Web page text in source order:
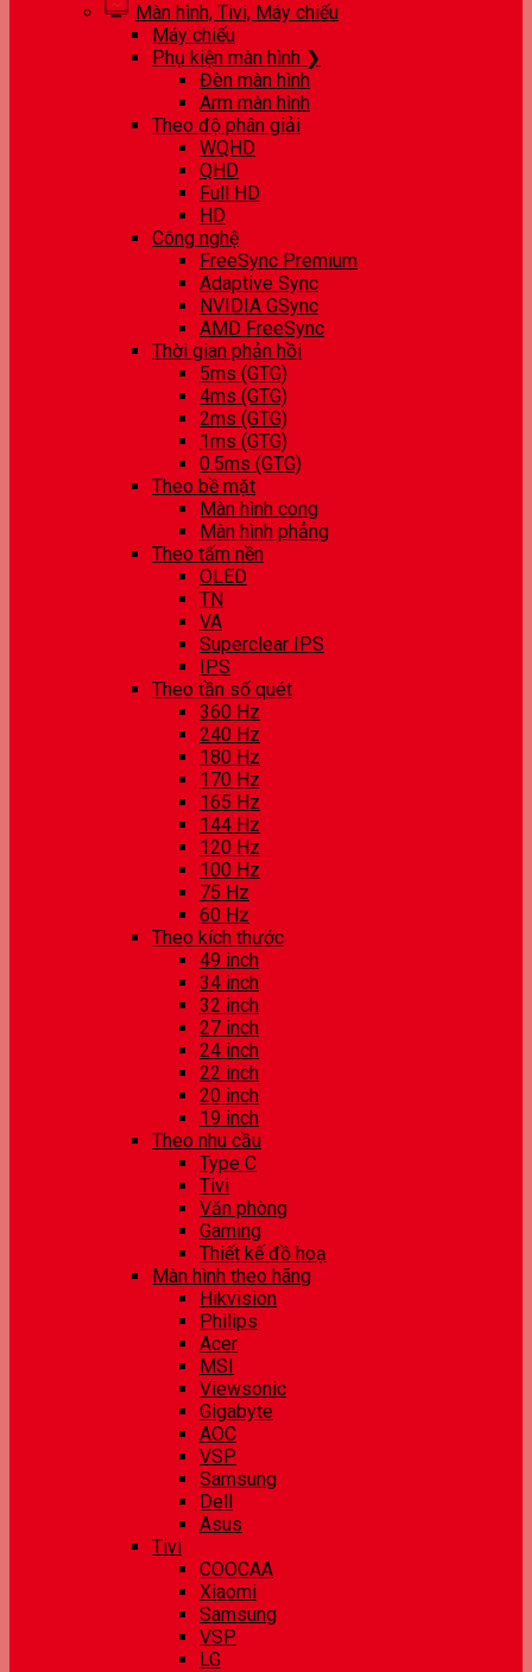
Màn hình, Tivi, Máy chiếu
Máy chiếu
Phụ kiện màn hình ❯
Đèn màn hình
Arm màn hình
Theo độ phân giải
WQHD
QHD
Full HD
HD
Công nghệ
FreeSync Premium
Adaptive Sync
NVIDIA GSync
AMD FreeSync
Thời gian phản hồi
5ms (GTG)
4ms (GTG)
2ms (GTG)
1ms (GTG)
0.5ms (GTG)
Theo bề mặt
Màn hình cong
Màn hình phẳng
Theo tấm nền
OLED
TN
VA
Superclear IPS
IPS
Theo tần số quét
360 Hz
240 Hz
180 Hz
170 Hz
165 Hz
144 Hz
120 Hz
100 Hz
75 Hz
60 Hz
Theo kích thước
49 inch
34 inch
32 inch
27 inch
24 inch
22 inch
20 inch
19 inch
Theo nhu cầu
Type C
Tivi
Văn phòng
Gaming
Thiết kế đồ hoạ
Màn hình theo hãng
Hikvision
Philips
Acer
MSI
Viewsonic
Gigabyte
AOC
VSP
Samsung
Dell
Asus
Tivi
COOCAA
Xiaomi
Samsung
VSP
LG